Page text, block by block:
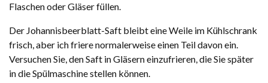
Flaschen oder Gläser füllen.
Der Johannisbeerblatt-Saft bleibt eine Weile im Kühlschrank
frisch, aber ich friere normalerweise einen Teil davon ein.
Versuchen Sie, den Saft in Gläsern einzufrieren, die Sie später
in die Spülmaschine stellen können.